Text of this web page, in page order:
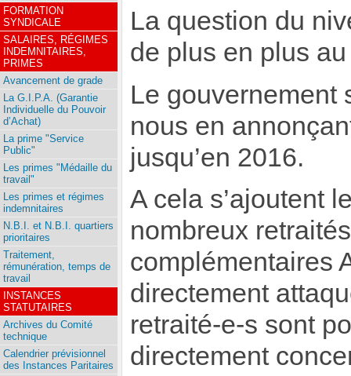
La question du
de plus en plus
Le gouvernement
nous en
jusqu’en 2016.
A cela s’ajoutent
nombreux
complémentaires
directement
retraité-e-s sont
directement
FORMATION
SYNDICALE
SALAIRES, RÉGIMES
INDEMNITAIRES,
PRIMES
Avancement de grade
La G.I.P.A. (Garantie
Individuelle du Pouvoir
d’Achat)
La prime "Service
Public"
Les primes "Médaille du
travail"
Les primes et régimes
indemnitaires
N.B.I. et N.B.I. quartiers
prioritaires
Traitement,
rémunération, temps de
travail
INSTANCES
STATUTAIRES
Archives du Comité
technique
Calendrier prévisionnel
des Instances Paritaires